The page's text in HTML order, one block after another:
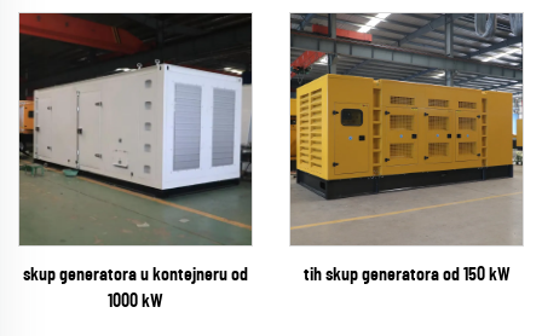
skup generatora u kontejneru od
1000 kW
tih skup generatora od 150 kW